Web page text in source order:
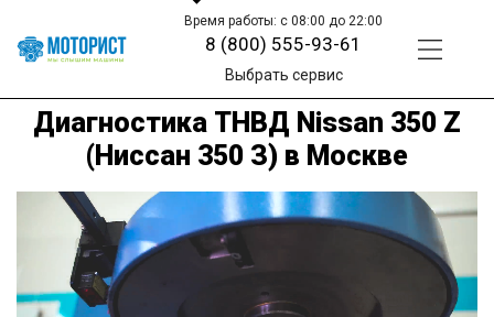
Время работы: с 08:00 до 22:00
8 (800) 555-93-61
Выбрать сервис
Диагностика ТНВД Nissan 350 Z
(Ниссан 350 З) в Москве